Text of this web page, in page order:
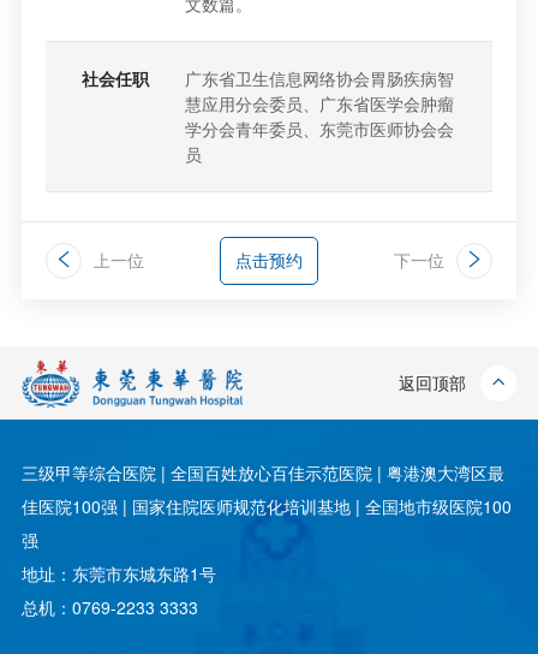
社会任职
广东省卫生信息网络协会胃肠疾病智
慧应用分会委员、广东省医学会肿瘤
学分会青年委员、东莞市医师协会会
员
上一位 点击预约 下一位
返回顶部
三级甲等综合医院 | 全国百姓放心百佳示范医院 | 粤港澳大湾区最
佳医院100强 | 国家住院医师规范化培训基地 | 全国地市级医院100
强
地址：东莞市东城东路1号
总机：0769-2233 3333